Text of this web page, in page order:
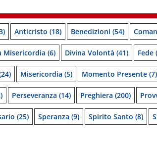
Anticristo (18) Benedizioni (54)
Misericordia (6) Divina Volontà (41) Fede
Misericordia (5) Momento Presente (7)
Perseveranza (14) Preghiera (200)
(25) Speranza (9) Spirito Santo (8)